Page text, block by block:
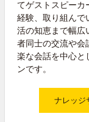
てゲストスピーカ
経験、取り組んで
活の知恵まで幅広
者同士の交流や会
楽な会話を中心と
ンです。
ナレッジ